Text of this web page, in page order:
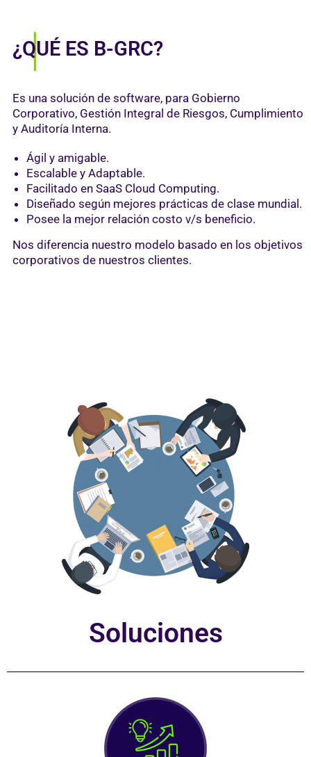
¿QUÉ ES B-GRC?
Es una solución de software, para Gobierno
Corporativo, Gestión Integral de Riesgos, Cumplimiento
y Auditoría Interna.
Ágil y amigable.
Escalable y Adaptable.
Facilitado en SaaS Cloud Computing.
Diseñado según mejores prácticas de clase mundial.
Posee la mejor relación costo v/s beneficio.
Nos diferencia nuestro modelo basado en los objetivos
corporativos de nuestros clientes.
Soluciones